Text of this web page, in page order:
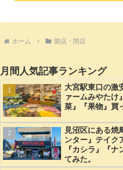
ホーム 開店・閉店
月間人気記事ランキング
大宮駅東口の激
ァームみやたけ
菜』『果物』買
見沼区にある焼
ンター』テイク
『カシラ』『
てみた。